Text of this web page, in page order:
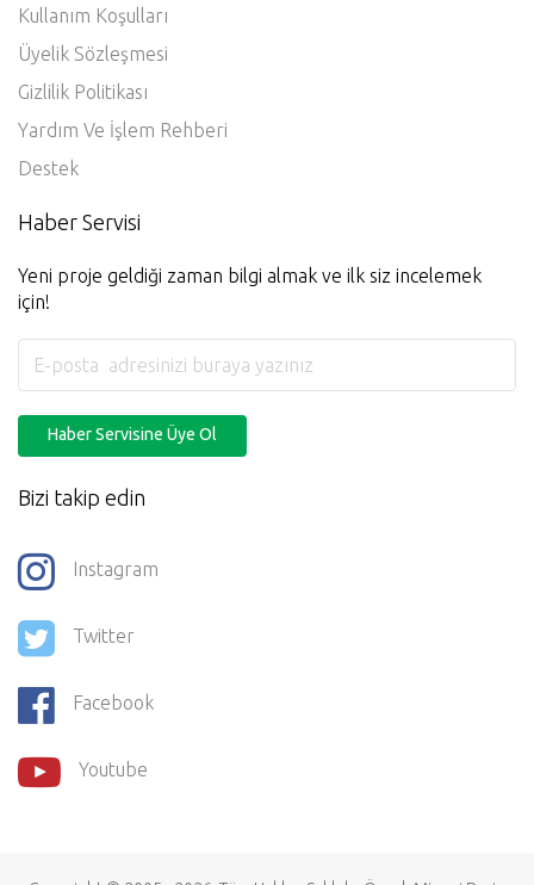
Kullanım Koşulları
Üyelik Sözleşmesi
Gizlilik Politikası
Yardım Ve İşlem Rehberi
Destek
Haber Servisi
Yeni proje geldiği zaman bilgi almak ve ilk siz incelemek
için!
Haber Servisine Üye Ol
Bizi takip edin
Instagram
Twitter
Facebook
Youtube